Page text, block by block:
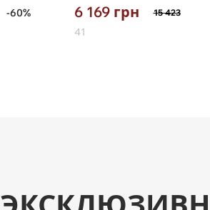
-60%
6 169 грн 15 423
41